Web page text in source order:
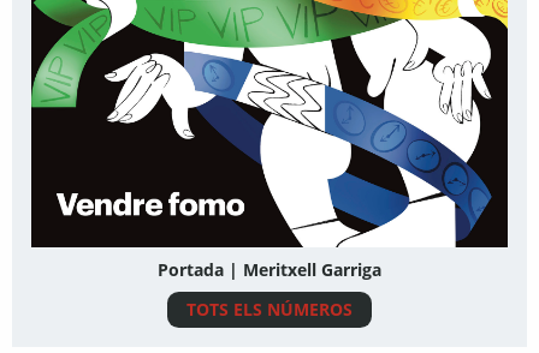
Portada | Meritxell Garriga
TOTS ELS NÚMEROS